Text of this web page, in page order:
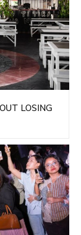
LOSING